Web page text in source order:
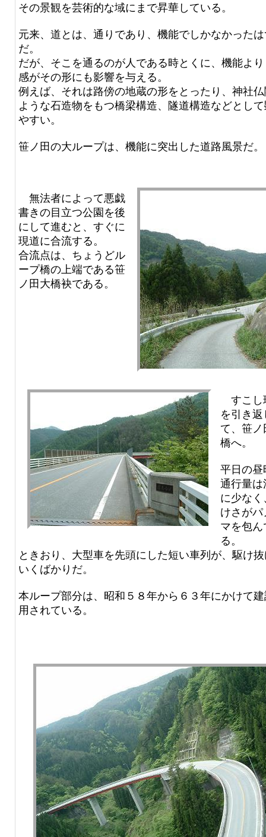
その景観を芸術的な域にまで昇華している。
元来、道とは、通りであり、機能でしかなかった
だ。
だが、そこを通るのが人である時とくに、機能よ
感がその形にも影響を与える。
例えば、それは路傍の地蔵の形をとったり、神社
ような石造物をもつ橋梁構造、隧道構造などとし
やすい。
笹ノ田の大ループは、機能に突出した道路風景だ。
無法者によって悪戯
書きの目立つ公園を後
にして進むと、すぐに
現道に合流する。
合流点は、ちょうどル
ープ橋の上端である笹
ノ田大橋袂である。
すこし
を引き返
て、笹ノ
橋へ。
平日の昼
通行量は
に少なく
けさがパ
マを包ん
る。
ときおり、大型車を先頭にした短い車列が、駆け
いくばかりだ。
本ループ部分は、昭和５８年から６３年にかけて
用されている。